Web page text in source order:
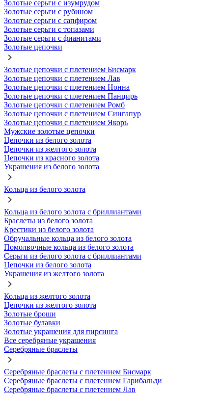
Золотые серьги с изумрудом
Золотые серьги с рубином
Золотые серьги с сапфиром
Золотые серьги с топазами
Золотые серьги с фианитами
Золотые цепочки
Золотые цепочки с плетением Бисмарк
Золотые цепочки с плетением Лав
Золотые цепочки с плетением Нонна
Золотые цепочки с плетением Панцирь
Золотые цепочки с плетением Ромб
Золотые цепочки с плетением Сингапур
Золотые цепочки с плетением Якорь
Мужские золотые цепочки
Цепочки из белого золота
Цепочки из желтого золота
Цепочки из красного золота
Украшения из белого золота
Кольца из белого золота
Кольца из белого золота с бриллиантами
Браслеты из белого золота
Крестики из белого золота
Обручальные кольца из белого золота
Помолвочные кольца из белого золота
Серьги из белого золота с бриллиантами
Цепочки из белого золота
Украшения из желтого золота
Кольца из желтого золота
Цепочки из желтого золота
Золотые броши
Золотые булавки
Золотые украшения для пирсинга
Все серебряные украшения
Серебряные браслеты
Серебряные браслеты с плетением Бисмарк
Серебряные браслеты с плетением Гарибальди
Серебряные браслеты с плетением Лав